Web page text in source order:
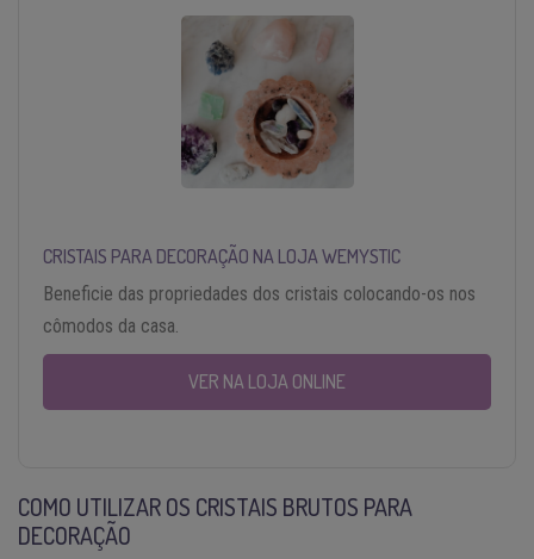
CRISTAIS PARA DECORAÇÃO NA LOJA WEMYSTIC
Beneficie das propriedades dos cristais colocando-os nos
cômodos da casa.
VER NA LOJA ONLINE
COMO UTILIZAR OS CRISTAIS BRUTOS PARA
DECORAÇÃO